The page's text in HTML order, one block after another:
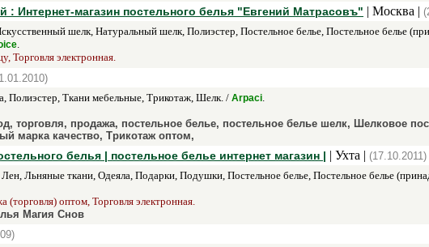
: Интернет-магазин постельного белья "Евгений Матрасовъ" | Москва |
шелк, Натуральный шелк, Полиэстер, Постельное белье, Постельное белье
.
Торговля электронная.
Полиэстер, Ткани мебельные, Трикотаж, Шелк. / Arpaci.
торговля, продажа, постельное белье, постельное белье шелк, Шелковое
марка качество, Трикотаж оптом,
белья | постельное белье интернет магазин | | Ухта | (17.10.2011)
Льняные ткани, Одеяла, Подарки, Подушки, Постельное белье, Постельное белье
оптом, Торговля электронная.
Магия Снов